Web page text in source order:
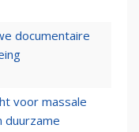
documentaire
voor massale
duurzame